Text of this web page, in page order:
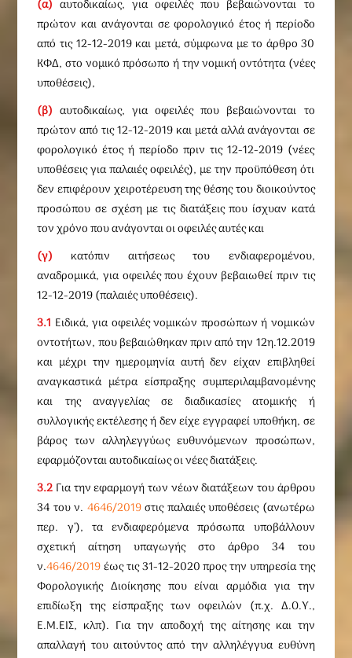
(α) αυτοδικαίως, για οφειλές που βεβαιώνονται το
πρώτον και ανάγονται σε φορολογικό έτος ή περίοδο
από τις 12-12-2019 και μετά, σύμφωνα με το άρθρο 30
ΚΦΔ, στο νομικό πρόσωπο ή την νομική οντότητα (νέες
υποθέσεις),
(β) αυτοδικαίως, για οφειλές που βεβαιώνονται το
πρώτον από τις 12-12-2019 και μετά αλλά ανάγονται σε
φορολογικό έτος ή περίοδο πριν τις 12-12-2019 (νέες
υποθέσεις για παλαιές οφειλές), με την προϋπόθεση ότι
δεν επιφέρουν χειροτέρευση της θέσης του διοικούντος
προσώπου σε σχέση με τις διατάξεις που ίσχυαν κατά
τον χρόνο που ανάγονται οι οφειλές αυτές και
(γ) κατόπιν αιτήσεως του ενδιαφερομένου,
αναδρομικά, για οφειλές που έχουν βεβαιωθεί πριν τις
12-12-2019 (παλαιές υποθέσεις).
3.1 Ειδικά, για οφειλές νομικών προσώπων ή νομικών
οντοτήτων, που βεβαιώθηκαν πριν από την 12η.12.2019
και μέχρι την ημερομηνία αυτή δεν είχαν επιβληθεί
αναγκαστικά μέτρα είσπραξης συμπεριλαμβανομένης
και της αναγγελίας σε διαδικασίες ατομικής ή
συλλογικής εκτέλεσης ή δεν είχε εγγραφεί υποθήκη, σε
βάρος των αλληλεγγύως ευθυνόμενων προσώπων,
εφαρμόζονται αυτοδικαίως οι νέες διατάξεις.
3.2 Για την εφαρμογή των νέων διατάξεων του άρθρου
34 του ν. 4646/2019στις παλαιές υποθέσεις (ανωτέρω
περ. γ’), τα ενδιαφερόμενα πρόσωπα υποβάλλουν
σχετική αίτηση υπαγωγής στο άρθρο 34 του
ν.4646/2019έως τις 31-12-2020 προς την υπηρεσία της
Φορολογικής Διοίκησης που είναι αρμόδια για την
επιδίωξη της είσπραξης των οφειλών (π.χ. Δ.Ο.Υ.,
Ε.Μ.ΕΙΣ, κλπ). Για την αποδοχή της αίτησης και την
απαλλαγή του αιτούντος από την αλληλέγγυα ευθύνη